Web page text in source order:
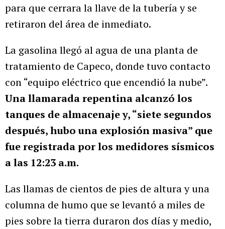
para que cerrara la llave de la tubería y se
retiraron del área de inmediato.
La gasolina llegó al agua de una planta de
tratamiento de Capeco, donde tuvo contacto
con “equipo eléctrico que encendió la nube”.
Una llamarada repentina alcanzó los
tanques de almacenaje y, “siete segundos
después, hubo una explosión masiva” que
fue registrada por los medidores sísmicos
a las 12:23 a.m.
Las llamas de cientos de pies de altura y una
columna de humo que se levantó a miles de
pies sobre la tierra duraron dos días y medio,